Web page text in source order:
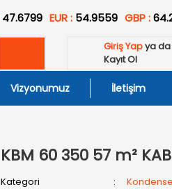
47.6799 EUR : 54.9559 GBP :
Giriş Yapya da
Kayıt Ol
Vizyonumuz İletişim
KBM 60 350 57 m²
Kategori